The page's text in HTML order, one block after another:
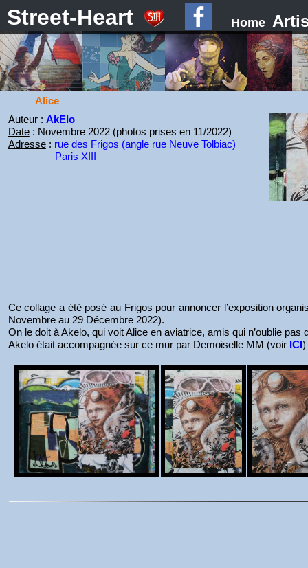
Street-Heart Home
Alice
Auteur: AkElo
Date: Novembre 2022 (photos prises en 11/2022)
Adresse: rue des Frigos (angle rue Neuve Tolbiac)
Paris XIII
Ce collage a été posé au Frigos pour annoncer l’exposition
Novembre au 29 Décembre 2022).
On le doit à Akelo, qui voit Alice en aviatrice, amis qui n’oublie
Akelo était accompagnée sur ce mur par Demoiselle MM (voir ICI)